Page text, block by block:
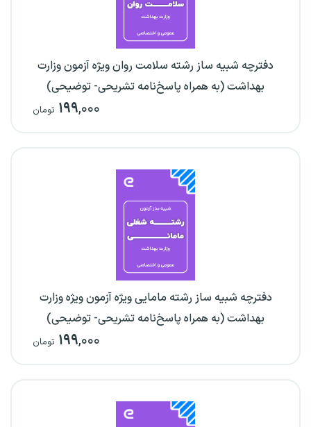
دفترچه شبیه ساز رشته سلامت روان ویژه آزمون وزارت
بهداشت (به همراه پاسخ‌نامه تشریحی- توضیحی)
۱۹۹,۰۰۰ تومان
دفترچه شبیه ساز رشته مامایی ویژه آزمون ویژه وزارت
بهداشت (به همراه پاسخ‌نامه تشریحی- توضیحی)
۱۹۹,۰۰۰ تومان